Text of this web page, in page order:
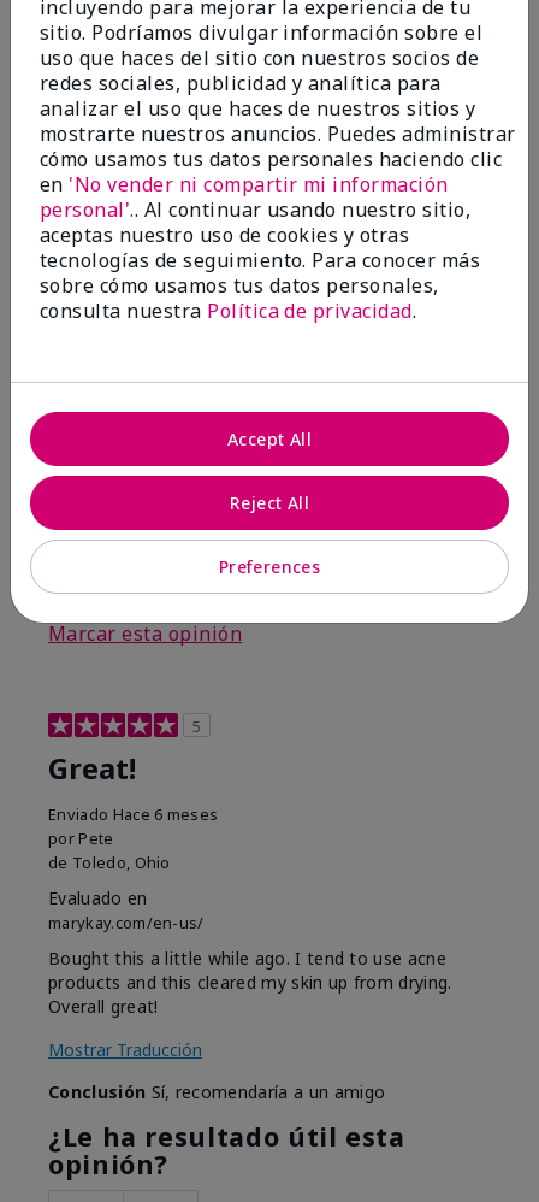
Satisfied
EnviadoHace 3 meses
porKeyrone
de LaBelle, FL
Evaluado en
marykay.com/en-us/
Since using MK products, my skin hasn't been as oily.
I've received compliments that my complexion has
improved, and most of all, my skin doesn't feel dry or
irritated after use. Moisturizers are usually hard to
Tyre, for introducing me to these products!
ConclusiónSí, recomendaría a un amigo
¿Le ha resultado útil esta
opinión?
Marcar esta opinión
5
Great!
Enviado Hace 6 meses
por Pete
de Toledo, Ohio
Evaluado en
marykay.com/en-us/
Bought this a little while ago. I tend to use acne
products and this cleared my skin up from drying.
Overall great!
Mostrar Traducción
Conclusión Sí, recomendaría a un amigo
¿Le ha resultado útil esta
opinión?
incluyendo para mejorar la experiencia de tu
sitio. Podríamos divulgar información sobre el
uso que haces del sitio con nuestros socios de
redes sociales, publicidad y analítica para
analizar el uso que haces de nuestros sitios y
mostrarte nuestros anuncios. Puedes administrar
cómo usamos tus datos personales haciendo clic
en 'No vender ni compartir mi información
personal'.. Al continuar usando nuestro sitio,
aceptas nuestro uso de cookies y otras
tecnologías de seguimiento. Para conocer más
sobre cómo usamos tus datos personales,
consulta nuestra Política de privacidad.
Preferences
Reject All
Accept All